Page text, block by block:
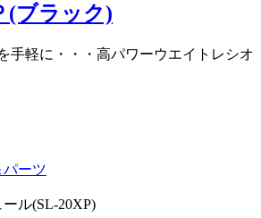
(ブラック)
手軽に・・・高パワーウエイトレシオ
パーツ
ル(SL-20XP)